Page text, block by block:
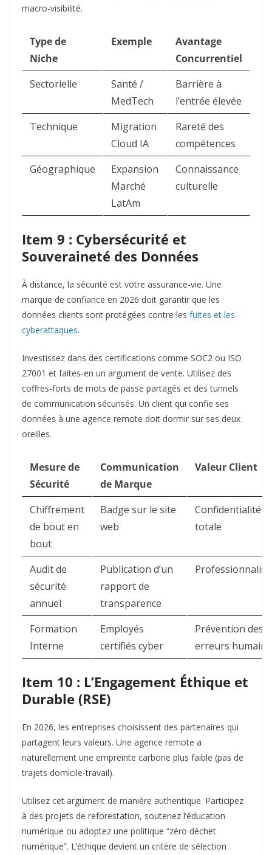
macro-visibilité.
Type de
Niche
Exemple
Avantage
Concurrentiel
Sectorielle
Santé /
MedTech
Barrière à
l’entrée élevée
Technique
Migration
Cloud IA
Rareté des
compétences
Géographique
Expansion
Marché
LatAm
Connaissance
culturelle
Item 9 : Cybersécurité et
Souveraineté des Données
À distance, la sécurité est votre assurance-vie. Une
marque de confiance en 2026 doit garantir que les
données clients sont protégées contre les fuites et les
cyberattaques.
Investissez dans des certifications comme SOC2 ou ISO
27001 et faites-en un argument de vente. Utilisez des
coffres-forts de mots de passe partagés et des tunnels
de communication sécurisés. Un client qui confie ses
données à une agence remote doit dormir sur ses deux
oreilles.
Mesure de
Sécurité
Communication
de Marque
Valeur Client
Chiffrement
de bout en
bout
Badge sur le site
web
Confidentialité
totale
Audit de
sécurité
annuel
Publication d’un
rapport de
transparence
Formation
Interne
Employés
certifiés cyber
Prévention des
erreurs
Item 10 : L’Engagement Éthique et
Durable (RSE)
En 2026, les entreprises choisissent des partenaires qui
partagent leurs valeurs. Une agence remote a
naturellement une empreinte carbone plus faible (pas de
trajets domicile-travail).
Utilisez cet argument de manière authentique. Participez
à des projets de reforestation, soutenez l’éducation
numérique ou adoptez une politique “zéro déchet
numérique”. L’éthique devient un critère de sélection